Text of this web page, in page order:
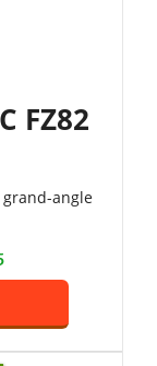
FZ82
angle